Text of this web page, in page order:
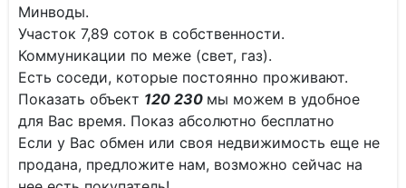
Минводы.
Участок 7,89 соток в собственности.
Коммуникации по меже (свет, газ).
Есть соседи, которые постоянно проживают.
Показать объект 120 230 мы можем в удобное
для Вас время. Показ абсолютно бесплатно
Если у Вас обмен или своя недвижимость еще не
продана, предложите нам, возможно сейчас на